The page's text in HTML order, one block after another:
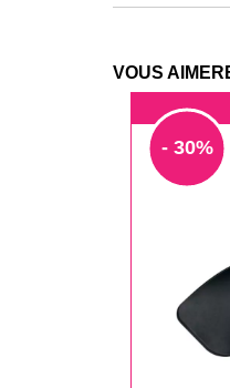
VOUS
- 30%